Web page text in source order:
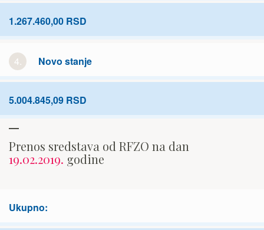
1.267.460,00 RSD
4. Novo stanje
5.004.845,09 RSD
Prenos sredstava od RFZO na dan
19.02.2019. godine
Ukupno: